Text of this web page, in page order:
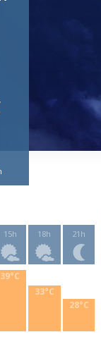
15h
39°C
18h
33°C
21h
28°C